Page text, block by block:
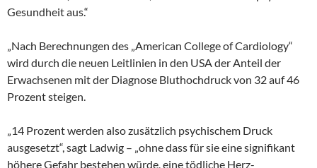
Gesundheit aus.“
„Nach Berechnungen des „American College of Cardiology“
wird durch die neuen Leitlinien in den USA der Anteil der
Erwachsenen mit der Diagnose Bluthochdruck von 32 auf 46
Prozent steigen.
„14 Prozent werden also zusätzlich psychischem Druck
ausgesetzt“, sagt Ladwig – „ohne dass für sie eine signifikant
höhere Gefahr bestehen würde, eine tödliche Herz-